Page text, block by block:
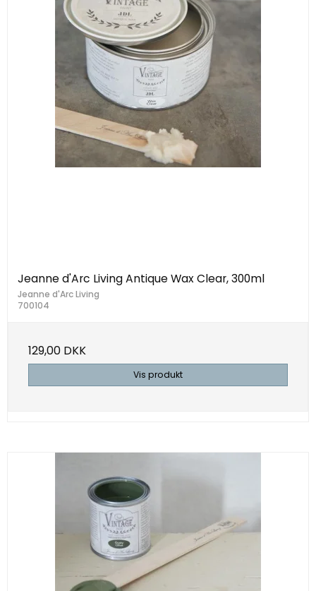
Jeanne d'Arc Living Antique Wax Clear, 300ml
Jeanne d'Arc Living
700104
129,00 DKK
Vis produkt